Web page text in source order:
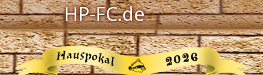
HP-FC.de
Navigation
Harry Potter